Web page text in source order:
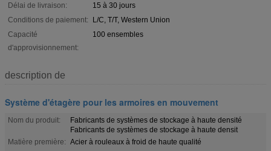
Délai de livraison:
15 à 30 jours
Conditions de paiement:
L/C, T/T, Western Union
Capacité
d'approvisionnement:
100 ensembles
description de
Système d'étagère pour les armoires en mouvement
Nom du produit:
Fabricants de systèmes de stockage à haute densité
Fabricants de systèmes de stockage à haute densit
Matière première: Acier à rouleaux à froid de haute qualité